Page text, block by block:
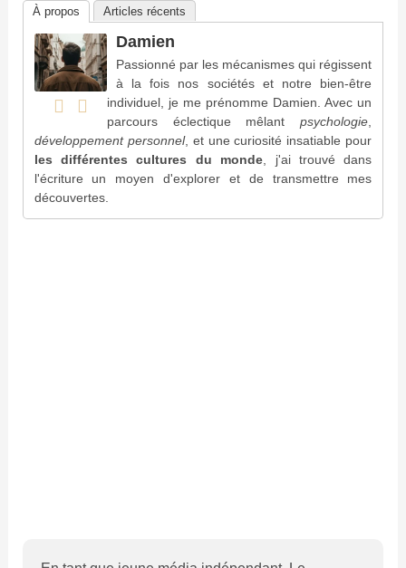
À propos Articles récents
Damien
Passionné par les mécanismes qui régissent
à la fois nos sociétés et notre bien-être
individuel, je me prénomme Damien. Avec un
parcours éclectique mêlantpsychologie
développement personnel, et une curiosité insatiable pour
les différentes cultures du monde , j'ai trouvé dans
l'écriture un moyen d'explorer et de transmettre mes
découvertes.